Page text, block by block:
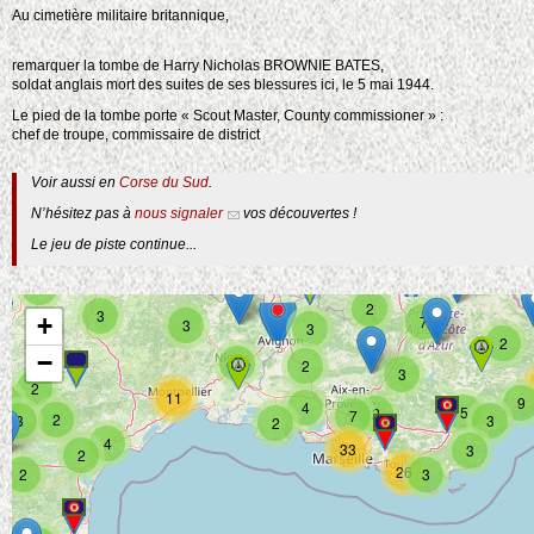
Au cimetière militaire britannique,
remarquer la tombe de Harry Nicholas BROWNIE BATES,
soldat anglais mort des suites de ses blessures ici, le 5 mai 1944.
Le pied de la tombe porte « Scout Master, County commissioner » :
chef de troupe, commissaire de district
Voir aussi en Corse du Sud.
N’hésitez pas à nous signaler
vos découvertes !
Le jeu de piste continue...
3
2
3
9
5
3
2
7
4 2
3
26
7
33
2
3
2
5
2
2
4
2
5
11
2
2
2
3
3
6
2
4
15
2
3
2
3
2
2
2
2
3
11
3
4
2
8
2
2
2
3
33
6
5
2
4
10
12
3
3
+
−